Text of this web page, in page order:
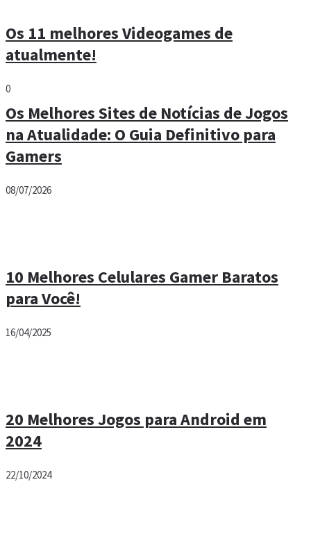
Os 11 melhores Videogames de
atualmente!
0
Os Melhores Sites de Notícias de Jogos
na Atualidade: O Guia Definitivo para
Gamers
08/07/2026
10 Melhores Celulares Gamer Baratos
para Você!
16/04/2025
20 Melhores Jogos para Android em
2024
22/10/2024